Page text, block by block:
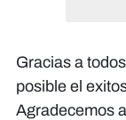
Gracias a
posible el
Agradecemos a